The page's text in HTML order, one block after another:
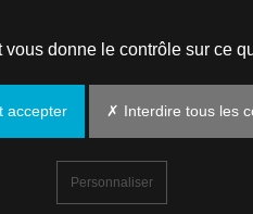
donne le contrôle sur ce
accepter ✗ Interdire tous les
Personnaliser